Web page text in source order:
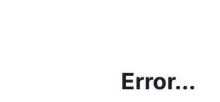
Error...